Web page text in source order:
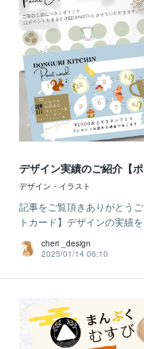
デザイン実績のご紹介【
デザイン・イラスト
記事をご覧頂きありがとう
トカード】デザインの実績
cheri _design
2025/01/14 06:10